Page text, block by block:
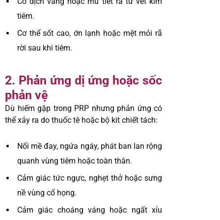
tiêm.
Cơ thể sốt cao, ớn lạnh hoặc mệt mỏi rã
rời sau khi tiêm.
2. Phản ứng dị ứng hoặc sốc
phản vệ
Dù hiếm gặp trong PRP nhưng phản ứng có
thể xảy ra do thuốc tê hoặc bộ kit chiết tách:
Nổi mề đay, ngứa ngáy, phát ban lan rộng
quanh vùng tiêm hoặc toàn thân.
Cảm giác tức ngực, nghẹt thở hoặc sưng
nề vùng cổ họng.
Cảm giác choáng váng hoặc ngất xỉu